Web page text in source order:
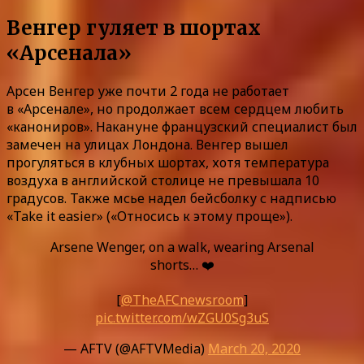
Венгер гуляет в шортах
«Арсенала»
Арсен Венгер уже почти 2 года не работает
в «Арсенале», но продолжает всем сердцем любить
«канониров». Накануне французский специалист был
замечен на улицах Лондона. Венгер вышел
прогуляться в клубных шортах, хотя температура
воздуха в английской столице не превышала 10
градусов. Также мсье надел бейсболку с надписью
«Take it easier» («Относись к этому проще»).
Arsene Wenger, on a walk, wearing Arsenal
shorts… ❤️️
[@TheAFCnewsroom]
pic.twitter.com/wZGU0Sg3uS
— AFTV (@AFTVMedia) March 20, 2020